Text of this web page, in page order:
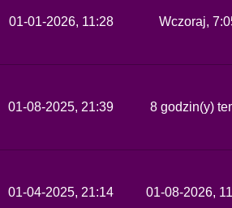
01-01-2026, 11:28
Wczoraj,
01-08-2025, 21:39
8 godzin(y)
01-04-2025, 21:14
01-08-2026,